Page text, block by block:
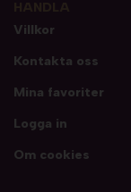
Villkor
Kontakta oss
Mina favoriter
Logga in
Om cookies